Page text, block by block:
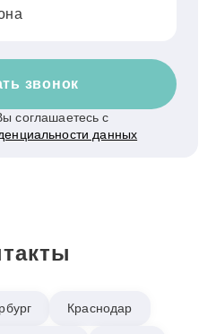
звонок
соглашаетесь с
данных
Краснодар